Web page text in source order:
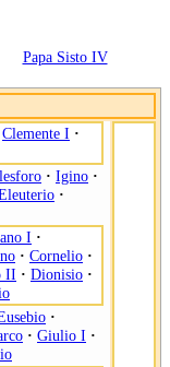
Papa Sisto IV
Clemente I ·
· Igino ·
·
I ·
· Cornelio ·
II · Dionisio ·
·
· Giulio I ·